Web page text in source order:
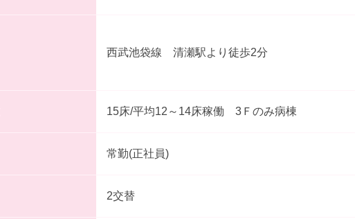
西武池袋線 清瀬駅より徒歩2分
15床/平均12～14床稼働 3Ｆのみ病棟
常勤(正社員)
2交替